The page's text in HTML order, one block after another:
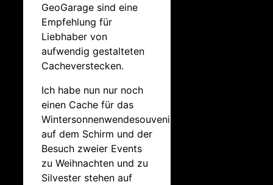
GeoGarage sind eine
Empfehlung für
Liebhaber von
aufwendig gestalteten
Cacheverstecken.
Ich habe nun nur noch
einen Cache für das
Wintersonnenwendesouvenir
auf dem Schirm und der
Besuch zweier Events
zu Weihnachten und zu
Silvester stehen auf